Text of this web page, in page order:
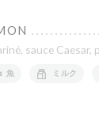
sauce
魚 ミルク